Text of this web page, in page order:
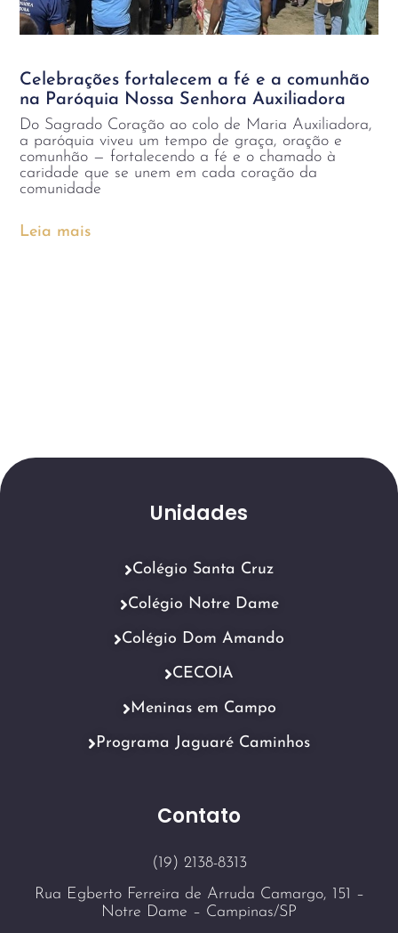
Celebrações fortalecem a fé e a comunhão
na Paróquia Nossa Senhora Auxiliadora
Do Sagrado Coração ao colo de Maria Auxiliadora,
a paróquia viveu um tempo de graça, oração e
comunhão — fortalecendo a fé e o chamado à
caridade que se unem em cada coração da
comunidade
Leia mais
Contato
(19) 2138-8313
Rua Egberto Ferreira de Arruda Camargo, 151 –
Notre Dame – Campinas/SP
Unidades
Colégio Santa Cruz
Colégio Notre Dame
Colégio Dom Amando
CECOIA
Meninas em Campo
Programa Jaguaré Caminhos